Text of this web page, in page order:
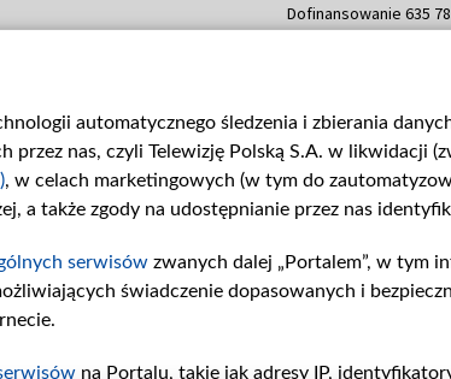
Dofinansowanie 635
Dofinansowanie 48
Data podpisania
(wpłata grudzień
Dofinansowanie 900
26 lutego 80 mln, 4
kwiecień 180 mln, 7
automatycznego śledzenia i zbierania
nas, czyli Telewizję Polską S.A. w likwidacji
, w celach marketingowych (w tym do
a także zgody na udostępnianie przez nas
serwisów zwanych dalej „Portalem”, w tym
świadczenie dopasowanych i
na Portalu, takie jak adresy IP,